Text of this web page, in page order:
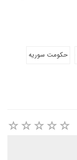
حکومت سوریه